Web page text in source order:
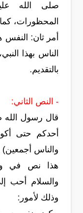
صلى الله
المحظورات،
أمر ثان: النفس
الناس بهذا
بالتقديم.
- النص الثاني:
قال رسول الله
أحدكم حتى
والناس أجمعين)
هذا نص في
والسلام أحب
وذلك لأمور: